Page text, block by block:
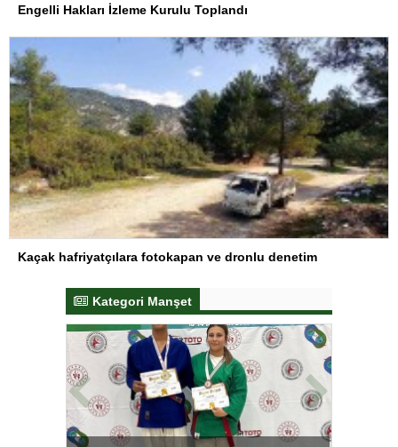
Engelli Hakları İzleme Kurulu Toplandı
Kaçak hafriyatçılara fotokapan ve dronlu denetim
Kategori Manşet